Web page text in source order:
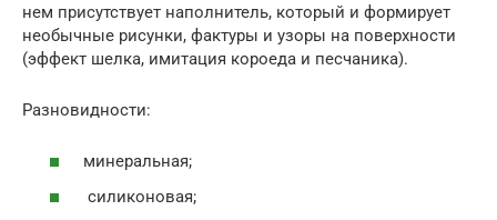
нем присутствует наполнитель, который и формирует
необычные рисунки, фактуры и узоры на поверхности
(эффект шелка, имитация короеда и песчаника).
Разновидности:
минеральная;
силиконовая;